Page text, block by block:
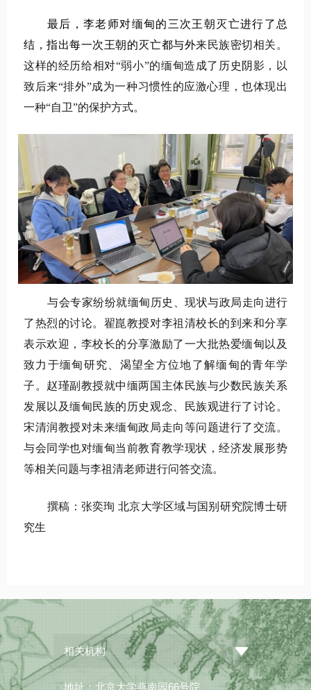
最后，李老师对缅甸的三次王朝灭亡进行了总
结，指出每一次王朝的灭亡都与外来民族密切相关。
这样的经历给相对“弱小”的缅甸造成了历史阴影，以
致后来“排外”成为一种习惯性的应激心理，也体现出
一种“自卫”的保护方式。
与会专家纷纷就缅甸历史、现状与政局走向进行
了热烈的讨论。翟崑教授对李祖清校长的到来和分享
表示欢迎，李校长的分享激励了一大批热爱缅甸以及
致力于缅甸研究、渴望全方位地了解缅甸的青年学
子。赵瑾副教授就中缅两国主体民族与少数民族关系
发展以及缅甸民族的历史观念、民族观进行了讨论。
宋清润教授对未来缅甸政局走向等问题进行了交流。
与会同学也对缅甸当前教育教学现状，经济发展形势
等相关问题与李祖清老师进行问答交流。
撰稿：张奕珣 北京大学区域与国别研究院博士研
究生
相关机构
地址：北京大学燕南园66号院